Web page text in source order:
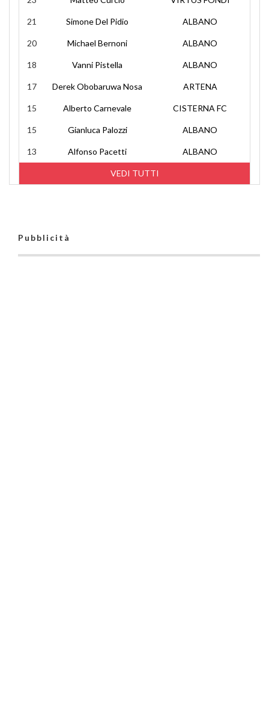
VEDI TUTTI
21 Simone Del Pidio ALBANO
20 Michael Bernoni ALBANO
18 Vanni Pistella ALBANO
17 Derek Obobaruwa Nosa ARTENA
15 Alberto Carnevale CISTERNA FC
15 Gianluca Palozzi ALBANO
13 Alfonso Pacetti ALBANO
Pubblicità